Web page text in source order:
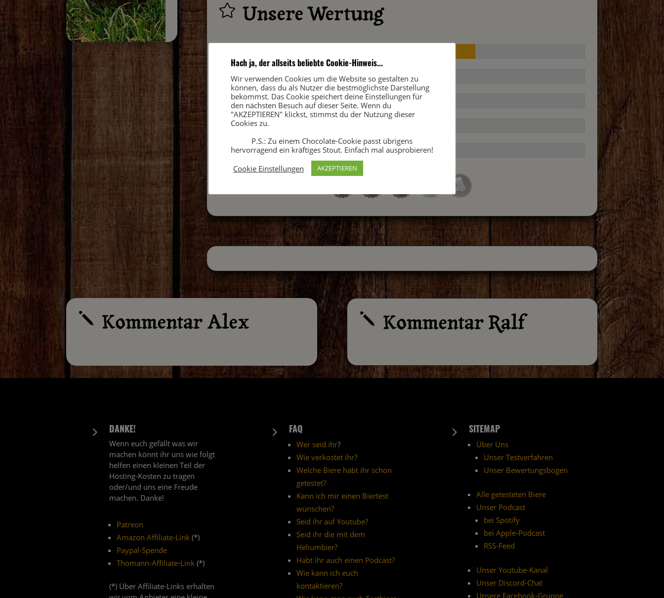
 Unsere Wertung
Mundgefühl 50%
Geschmack 55%
Abgang 50%
Gesamteindruck 55%
j Kommentar Alex j Kommentar Ralf
5 DANKE!
Wenn euch gefällt was wir
machen könnt ihr uns wie folgt
helfen einen kleinen Teil der
Hosting-Kosten zu tragen
oder/und uns eine Freude
machen. Danke!
Patreon
Amazon Affiliate-Link (*)
Paypal-Spende
Thomann-Affiliate-Link (*)
(*) Über Affiliate-Links erhalten
5 FAQ
Wer seid ihr?
Wie verkostet ihr?
Welche Biere habt ihr schon
getestet?
Kann ich mir einen Biertest
wünschen?
Seid ihr auf Youtube?
Seid ihr die mit dem
Heliumbier?
Habt ihr auch einen Podcast?
Wie kann ich euch
kontaktieren?
5 SITEMAP
Über Uns
Unser Testverfahren
Unser Bewertungsbogen
Alle getesteten Biere
Unser Podcast
bei Spotify
bei Apple-Podcast
RSS-Feed
Unser Youtube-Kanal
Unser Discord-Chat
Unsere Facebook-Gruppe
Hach ja, der allseits beliebte Cookie-Hinweis...
Wir verwenden Cookies um die Website so gestalten zu
können, dass du als Nutzer die bestmöglichste Darstellung
bekommst. Das Cookie speichert deine Einstellungen für
den nächsten Besuch auf dieser Seite. Wenn du
"AKZEPTIEREN" klickst, stimmst du der Nutzung dieser
Cookies zu.
P.S.: Zu einem Chocolate-Cookie passt übrigens
hervorragend ein kräftiges Stout. Einfach mal ausprobieren!
Cookie Einstellungen
AKZEPTIEREN